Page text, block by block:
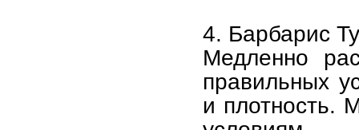
4. Барбарис
Медленно
правильных
и плотность.